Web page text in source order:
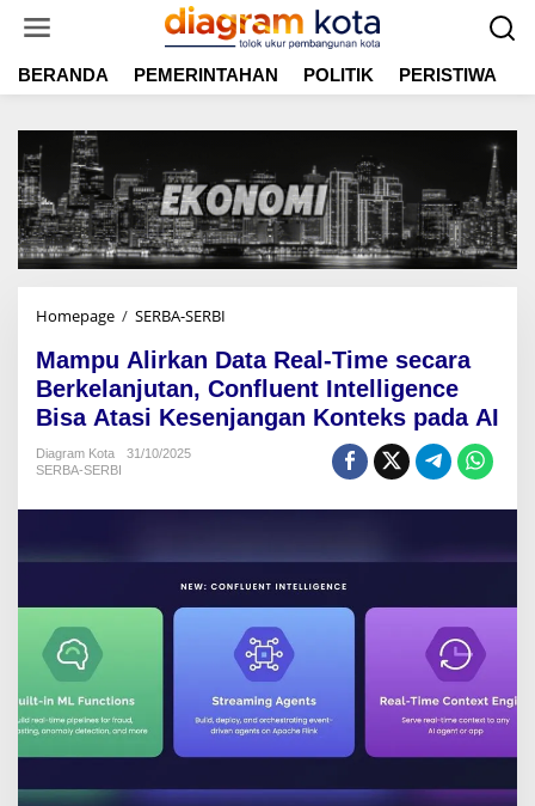
t
BERANDA PEMERINTAHAN POLITIK PERISTIWA
Homepage / SERBA-SERBI
m
p
u
A
n
D
a
e
a
T
Mampu Alirkan Data Real-Time secara
Berkelanjutan, Confluent Intelligence
Bisa Atasi Kesenjangan Konteks pada AI
Diagram Kota
31/10/2025
SERBA-SERBI